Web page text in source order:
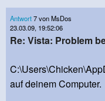
Antwort7 von MsDos
23.03.09, 19:52:06
Re: Vista: Problem
auf deinem Computer.